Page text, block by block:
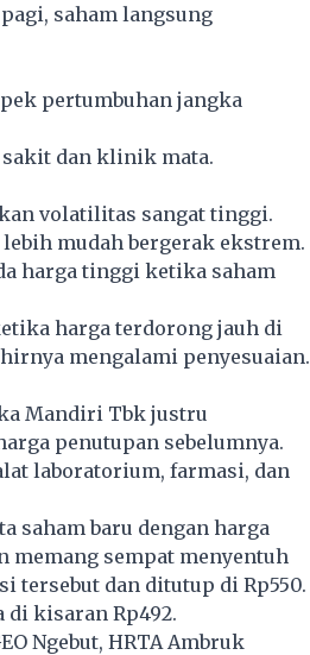
saham langsung
pertumbuhan jangka
sakit dan klinik mata.
volatilitas sangat tinggi.
mudah bergerak ekstrem.
harga tinggi ketika saham
harga terdorong jauh di
mengalami penyesuaian.
Mandiri Tbk justru
penutupan sebelumnya.
laboratorium, farmasi, dan
saham baru dengan harga
memang sempat menyentuh
tersebut dan ditutup di Rp550.
di kisaran Rp492.
Ngebut, HRTA Ambruk